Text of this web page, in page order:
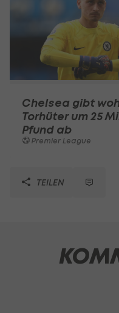
Chelsea gibt
Torhüter um 25
Pfund ab
Premier League
TEILEN